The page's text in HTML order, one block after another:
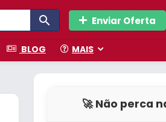
Enviar Oferta
BLOG MAIS
🚀 Não perca